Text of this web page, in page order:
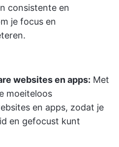
consistente en
je focus en
websites en apps: Met
moeiteloos
en apps, zodat je
en gefocust kunt